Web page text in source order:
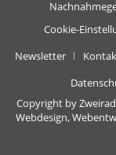
Cookie-
Newsletter
Copyright by
Webdesign,